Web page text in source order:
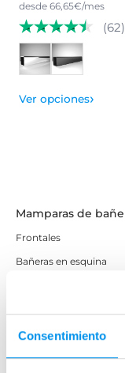
Consentimiento
desde 66,65€/mes
(62)
Ver opciones›
Mamparas de
Frontales
Bañeras en esquina
Mamparas de bañera
Mamparas de bañera